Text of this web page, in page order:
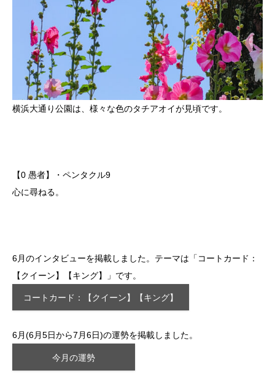
横浜大通り公園は、様々な色のタチアオイが見頃です。
【0 愚者】・ペンタクル9
心に尋ねる。
6月のインタビューを掲載しました。テーマは「コートカード：
【クイーン】【キング】」です。
コートカード：【クイーン】【キング】
6月(6月5日から7月6日)の運勢を掲載しました。
今月の運勢